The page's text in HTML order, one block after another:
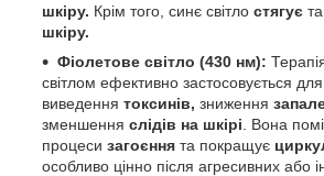
шкіру. Крім того, синє світло стягує та
шкіру.
Фіолетове світло (430 нм):
світлом ефективно застосовується для
виведення токсинів, зниження
зменшення слідів на шкірі . Вона
процеси загоєння та покращує
особливо цінно після агресивних або